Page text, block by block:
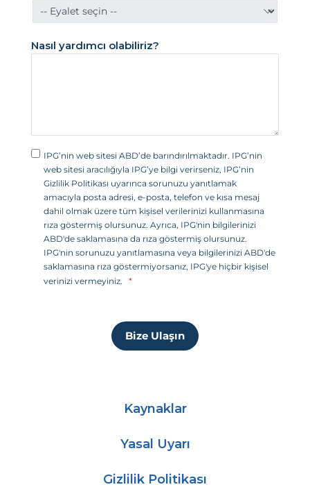
e
i
e
l
e
+
1
Nasıl yardımcı olabiliriz?
IPG’nin web sitesi ABD’de barındırılmaktadır. IPG’nin
web sitesi aracılığıyla IPG’ye bilgi verirseniz, IPG’nin
Gizlilik Politikası uyarınca sorunuzu yanıtlamak
amacıyla posta adresi, e-posta, telefon ve kısa mesaj
dahil olmak üzere tüm kişisel verilerinizi kullanmasına
rıza göstermiş olursunuz. Ayrıca, IPG'nin bilgilerinizi
ABD'de saklamasına da rıza göstermiş olursunuz.
IPG'nin sorunuzu yanıtlamasına veya bilgilerinizi ABD'de
saklamasına rıza göstermiyorsanız, IPG'ye hiçbir kişisel
verinizi vermeyiniz.
Bize Ulaşın
Kaynaklar
Yasal Uyarı
Gizlilik Politikası